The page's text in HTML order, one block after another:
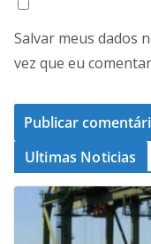
Salvar meus dados
vez que eu
Ultimas Noticias